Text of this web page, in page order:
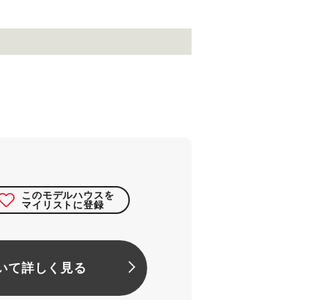
このモデルハウスを
マイリストに登録
て詳しく見る